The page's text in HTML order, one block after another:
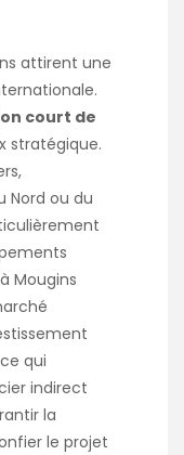
attirent une
court de
stratégique.
Nord ou du
Mougins
qui
indirect
la
le projet